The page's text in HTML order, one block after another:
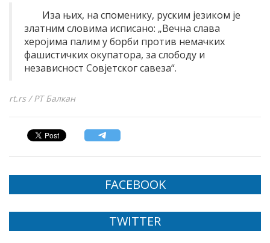
Иза њих, на споменику, руским језиком је
златним словима исписано: „Вечна слава
херојима палим у борби против немачких
фашистичких окупатора, за слободу и
независност Совјетског савеза“.
rt.rs / РТ Балкан
FACEBOOK
TWITTER